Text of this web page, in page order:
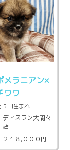
メラニアン×
ワワ
５日生まれ
ディスワン大間々
店
２１８,０００円